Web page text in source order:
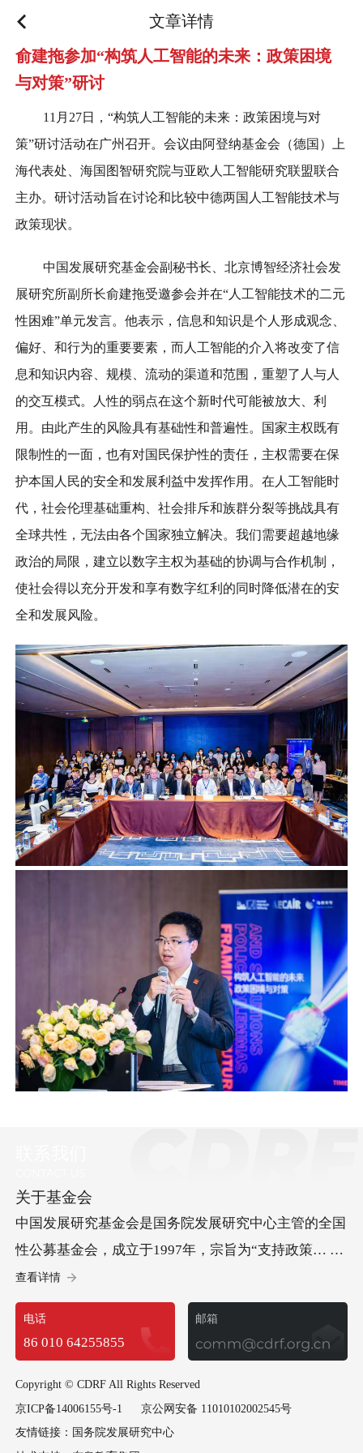
文章详情
俞建拖参加“构筑人工智能的未来：政策困境
与对策”研讨
11月27日，“构筑人工智能的未来：政策困境与对
策”研讨活动在广州召开。会议由阿登纳基金会（德国）上
海代表处、海国图智研究院与亚欧人工智能研究联盟联合
主办。研讨活动旨在讨论和比较中德两国人工智能技术与
政策现状。
中国发展研究基金会副秘书长、北京博智经济社会发
展研究所副所长俞建拖受邀参会并在“人工智能技术的二元
性困难”单元发言。他表示，信息和知识是个人形成观念、
偏好、和行为的重要要素，而人工智能的介入将改变了信
息和知识内容、规模、流动的渠道和范围，重塑了人与人
的交互模式。人性的弱点在这个新时代可能被放大、利
用。由此产生的风险具有基础性和普遍性。国家主权既有
限制性的一面，也有对国民保护性的责任，主权需要在保
护本国人民的安全和发展利益中发挥作用。在人工智能时
代，社会伦理基础重构、社会排斥和族群分裂等挑战具有
全球共性，无法由各个国家独立解决。我们需要超越地缘
政治的局限，建立以数字主权为基础的协调与合作机制，
使社会得以充分开发和享有数字红利的同时降低潜在的安
全和发展风险。
关于基金会
中国发展研究基金会是国务院发展研究中心主管的全国
性公募基金会，成立于1997年，宗旨为“支持政策… 研
究、促进科学决策、服务中国发展”。基金会承办“中国
发展高层论坛”，开展儿童发展等方面的社会试验项
目，承担经济社会以及可持续发展等多领域重要研究课
题，政策建议多次获中央领导批示，已成为集国际交
流、社会试验和政策研究于一体的高端智库型基金会。
查看详情
电话
86 010 64255855
邮箱
Copyright © CDRF All Rights Reserved
京ICP备14006155号-1
京公网安备 11010102002545号
友情链接： 国务院发展研究中心